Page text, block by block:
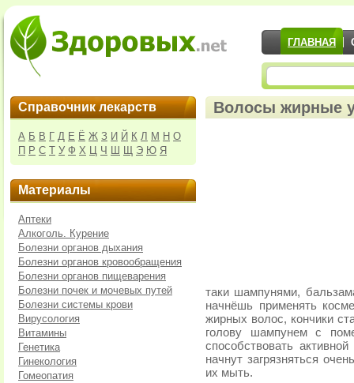
ГЛАВНАЯ
Справочник лекарств
А Б В Г Д Е Ё Ж З И Й К Л М Н О
П Р С Т У Ф Х Ц Ч Ш Щ Э Ю Я
Материалы
Аптеки
Алкоголь. Курение
Болезни органов дыхания
Болезни органов кровообращения
Болезни органов пищеварения
Болезни почек и мочевых путей
Болезни системы крови
Вирусология
Витамины
Генетика
Гинекология
Гомеопатия
Волосы жирные у
таки шампунями,
начнёшь применять
жирных волос, кончики
голову шампунем с
способствовать
начнут загрязняться
их мыть.